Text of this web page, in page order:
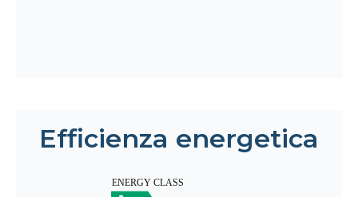
Efficienza energetica